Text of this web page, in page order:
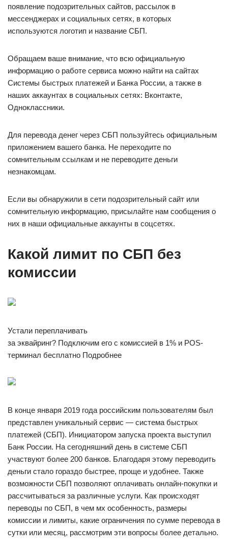
появление подозрительных сайтов, рассылок в
мессенджерах и социальных сетях, в которых
используются логотип и название СБП.
Обращаем ваше внимание, что всю официальную
информацию о работе сервиса можно найти на сайтах
Системы быстрых платежей и Банка России, а также в
наших аккаунтах в социальных сетях: Вконтакте,
Одноклассники.
Для перевода денег через СБП пользуйтесь официальным
приложением вашего банка. Не переходите по
сомнительным ссылкам и не переводите деньги
незнакомцам.
Если вы обнаружили в сети подозрительный сайт или
сомнительную информацию, присылайте нам сообщения о
них в наши официальные аккаунты в соцсетях.
Какой лимит по СБП без
комиссии
Устали переплачивать
за эквайринг? Подключим его с комиссией в 1% и POS-
терминал бесплатно Подробнее
В конце января 2019 года российским пользователям был
представлен уникальный сервис — система быстрых
платежей (СБП). Инициатором запуска проекта выступил
Банк России. На сегодняшний день в системе СБП
участвуют более 200 банков. Благодаря этому переводить
деньги стало гораздо быстрее, проще и удобнее. Также
возможности СБП позволяют оплачивать онлайн-покупки и
рассчитываться за различные услуги. Как происходят
переводы по СБП, в чем мх особенность, размеры
комиссии и лимиты, какие ограничения по сумме перевода в
сутки или месяц, рассмотрим эти вопросы более детально.